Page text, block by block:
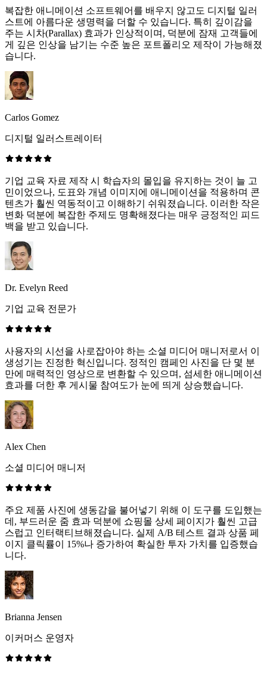
복잡한 애니메이션 소프트웨어를 배우지 않고도 디지털 일러
스트에 아름다운 생명력을 더할 수 있습니다. 특히 깊이감을
주는 시차(Parallax) 효과가 인상적이며, 덕분에 잠재 고객들에
게 깊은 인상을 남기는 수준 높은 포트폴리오 제작이 가능해졌
습니다.
Carlos Gomez
디지털 일러스트레이터
기업 교육 자료 제작 시 학습자의 몰입을 유지하는 것이 늘 고
민이었으나, 도표와 개념 이미지에 애니메이션을 적용하며 콘
텐츠가 훨씬 역동적이고 이해하기 쉬워졌습니다. 이러한 작은
변화 덕분에 복잡한 주제도 명확해졌다는 매우 긍정적인 피드
백을 받고 있습니다.
Dr. Evelyn Reed
기업 교육 전문가
사용자의 시선을 사로잡아야 하는 소셜 미디어 매니저로서 이
생성기는 진정한 혁신입니다. 정적인 캠페인 사진을 단 몇 분
만에 매력적인 영상으로 변환할 수 있으며, 섬세한 애니메이션
효과를 더한 후 게시물 참여도가 눈에 띄게 상승했습니다.
Alex Chen
소셜 미디어 매니저
주요 제품 사진에 생동감을 불어넣기 위해 이 도구를 도입했는
데, 부드러운 줌 효과 덕분에 쇼핑몰 상세 페이지가 훨씬 고급
스럽고 인터랙티브해졌습니다. 실제 A/B 테스트 결과 상품 페
이지 클릭률이 15%나 증가하여 확실한 투자 가치를 입증했습
니다.
Brianna Jensen
이커머스 운영자